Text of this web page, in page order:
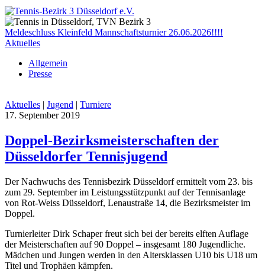
Meldeschluss Kleinfeld Mannschaftsturnier 26.06.2026!!!!
Aktuelles
Allgemein
Presse
Aktuelles | Jugend | Turniere
17. September 2019
Doppel-Bezirksmeisterschaften der
Düsseldorfer Tennisjugend
Der Nachwuchs des Tennisbezirk Düsseldorf ermittelt vom 23. bis
zum 29. September im Leistungsstützpunkt auf der Tennisanlage
von Rot-Weiss Düsseldorf, Lenaustraße 14, die Bezirksmeister im
Doppel.
Turnierleiter Dirk Schaper freut sich bei der bereits elften Auflage
der Meisterschaften auf 90 Doppel – insgesamt 180 Jugendliche.
Mädchen und Jungen werden in den Altersklassen U10 bis U18 um
Titel und Trophäen kämpfen.